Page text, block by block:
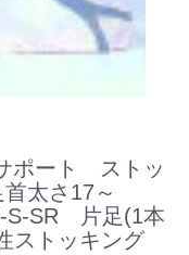
ポート ストッ
太さ17～
SR 片足(1本
ストッキング